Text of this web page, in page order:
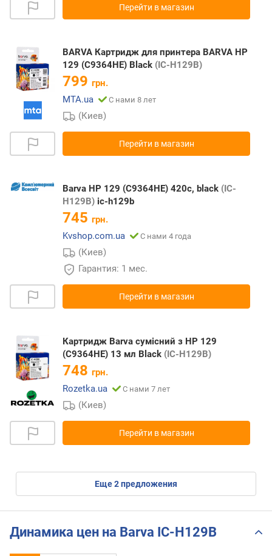
Перейти в магазин
BARVA Картридж для принтера BARVA HP
129 (C9364HE) Black (IC-H129B)
799 грн.
MTA.ua
С нами 8 лет
(Киев)
Перейти в магазин
Barva HP 129 (C9364HE) 420c, black (IC-
H129B) ic-h129b
745 грн.
Kvshop.com.ua
С нами 4 года
(Киев)
Гарантия: 1 мес.
Перейти в магазин
Картридж Barva сумісний з HP 129
(C9364HE) 13 мл Black (IC-H129B)
748 грн.
Rozetka.ua
С нами 7 лет
(Киев)
Перейти в магазин
eще2предложения
Динамика цен на Barva IC-H129B